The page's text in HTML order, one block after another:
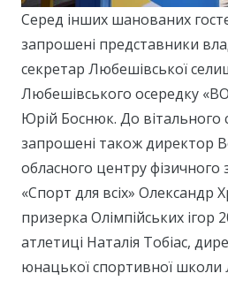
Серед інших шанованих
запрошені представники
секретар Любешівської
Любешівського осередку
Юрій Боснюк. До вітального
запрошені також директор
обласного центру фізичного
«Спорт для всіх» Олександр
призерка Олімпійських ігор
атлетиці Наталія Тобіас,
юнацької спортивної школи